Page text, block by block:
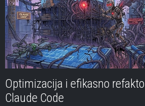
Optimizacija i efikasno
Claude Code